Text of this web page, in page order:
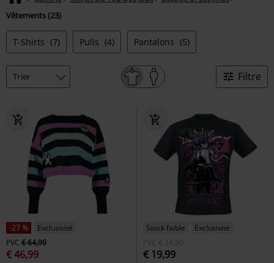
Vêtements (23)
T-Shirts (7) Pulls (4) Pantalons (5)
Filtre
-27 %
Exclusivité
PVC € 64,99
€ 46,99
Stock faible
Exclusivité
PVC € 24,99
€ 19,99